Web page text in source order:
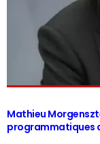
Mathieu
programmatiques